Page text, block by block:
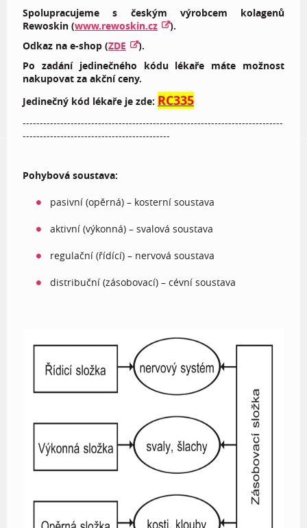
Spolupracujeme s českým výrobcem kolagenů
Rewoskin (www.rewoskin.cz
).
Odkaz na e-shop (ZDE
).
Po zadání jedinečného kódu lékaře máte možnost
nakupovat za akční ceny.
Jedinečný kód lékaře je zde: RC335
----------------------------------------------------------------------------
-------------------------------------------
Pohybová soustava:
pasivní (opěrná) – kosterní soustava
aktivní (výkonná) – svalová soustava
regulační (řídící) – nervová soustava
distribuční (zásobovací) – cévní soustava